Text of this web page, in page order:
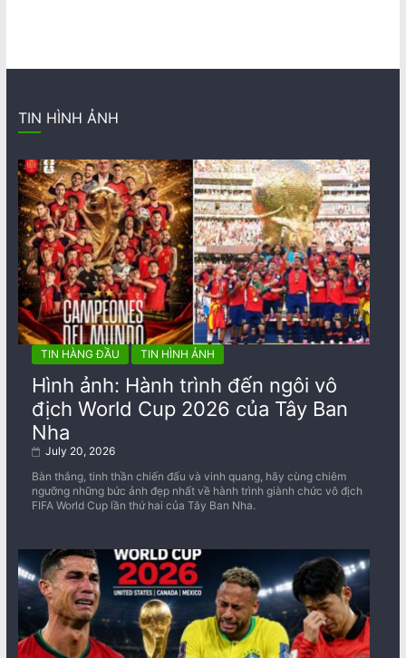
TIN HÌNH ẢNH
TIN HÀNG ĐẦU TIN HÌNH ẢNH
Hình ảnh: Hành trình đến ngôi vô
địch World Cup 2026 của Tây Ban
Nha
July 20, 2026
Bàn thắng, tinh thần chiến đấu và vinh quang, hãy cùng chiêm
ngưỡng những bức ảnh đẹp nhất về ​​hành trình giành chức vô địch
FIFA World Cup lần thứ hai của Tây Ban Nha.